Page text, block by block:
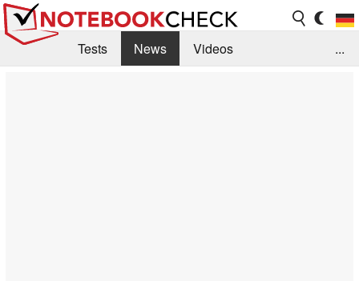
Tests News
Videos
...